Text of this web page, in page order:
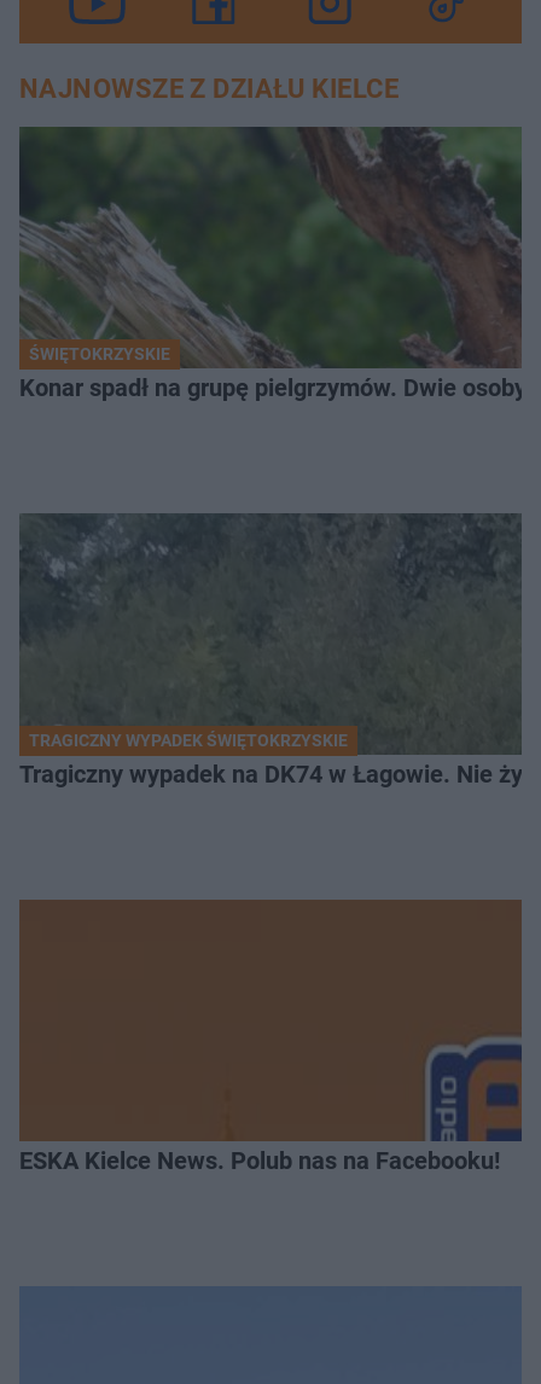
NAJNOWSZE Z DZIAŁU KIELCE
ŚWIĘTOKRZYSKIE
Konar spadł na grupę pielgrzymów. Dwie osoby
TRAGICZNY WYPADEK ŚWIĘTOKRZYSKIE
Tragiczny wypadek na DK74 w Łagowie. Nie
ESKA Kielce News. Polub nas na Facebooku!